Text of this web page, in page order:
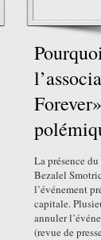
La présence
Bezalel
l’événement
capitale.
annuler
(revue de